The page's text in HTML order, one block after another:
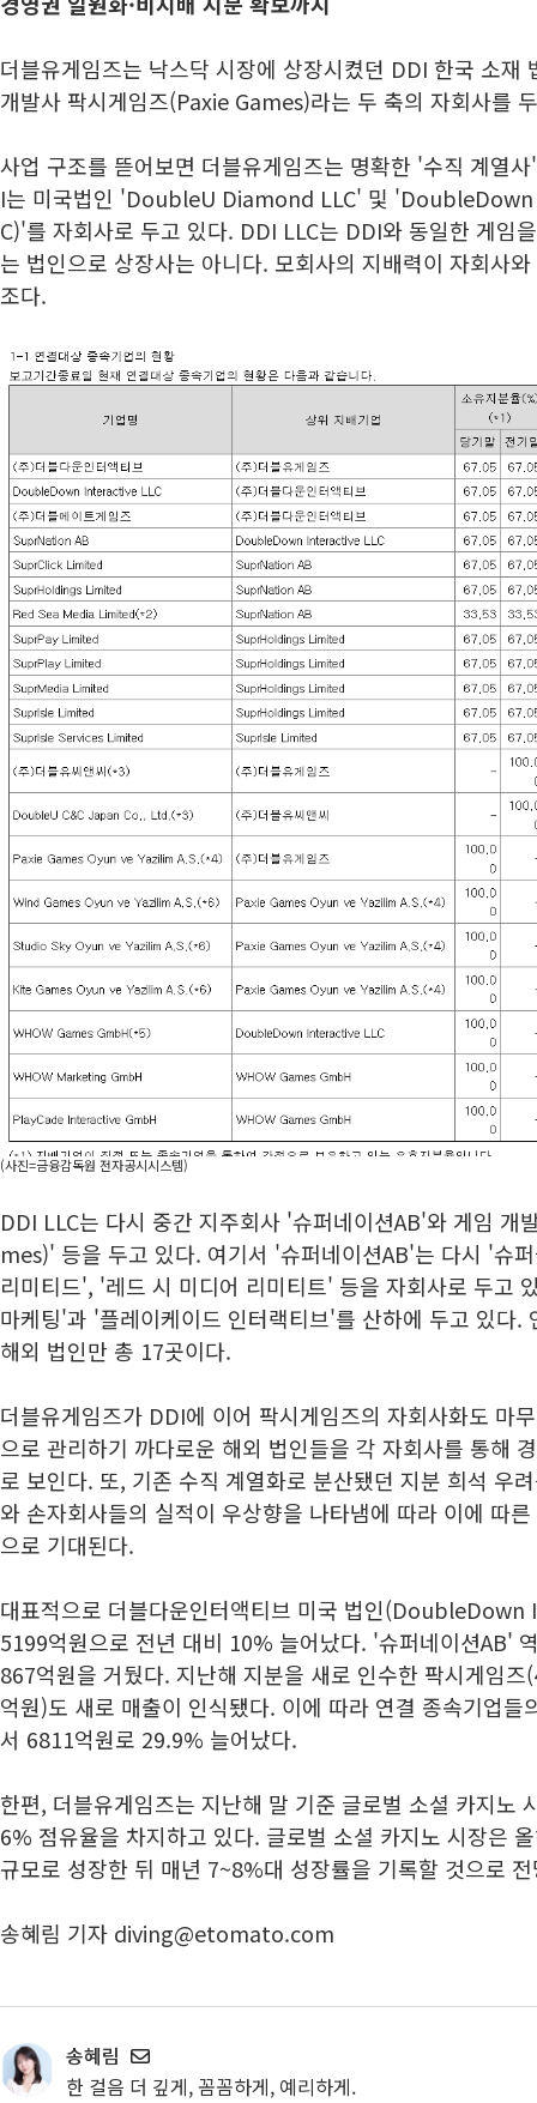
더블유게임즈는 낙스닥 시장에 상장시켰던 DDI 한국 소재
개발사 팍시게임즈(Paxie Games)라는 두 축의 자회사를
사업 구조를 뜯어보면 더블유게임즈는 명확한 '수직 계열
I는 미국법인 'DoubleU Diamond LLC' 및
C)'를 자회사로 두고 있다. DDI LLC는 DDI와 동일한 게임
는 법인으로 상장사는 아니다. 모회사의 지배력이 자회사
조다.
(사진=금융감독원 전자공시시스템)
DDI LLC는 다시 중간 지주회사 '슈퍼네이션AB'와 게임 개
mes)' 등을 두고 있다. 여기서 '슈퍼네이션AB'는 다시 '슈
리미티드', '레드 시 미디어 리미티트' 등을 자회사로 두고
마케팅'과 '플레이케이드 인터랙티브'를 산하에 두고 있다.
해외 법인만 총 17곳이다.
더블유게임즈가 DDI에 이어 팍시게임즈의 자회사화도 마
으로 관리하기 까다로운 해외 법인들을 각 자회사를 통해
로 보인다. 또, 기존 수직 계열화로 분산됐던 지분 희석 우
와 손자회사들의 실적이 우상향을 나타냄에 따라 이에 따
으로 기대된다.
대표적으로 더블다운인터액티브 미국 법인
5199억원으로 전년 대비 10% 늘어났다. '슈퍼네이션AB'
867억원을 거뒀다. 지난해 지분을 새로 인수한 팍시게임
억원)도 새로 매출이 인식됐다. 이에 따라 연결 종속기업들
서 6811억원로 29.9% 늘어났다.
한편, 더블유게임즈는 지난해 말 기준 글로벌 소셜 카지노
6% 점유율을 차지하고 있다. 글로벌 소셜 카지노 시장은
규모로 성장한 뒤 매년 7~8%대 성장률을 기록할 것으로
송혜림 기자 diving@etomato.com
송혜림
한 걸음 더 깊게, 꼼꼼하게, 예리하게.